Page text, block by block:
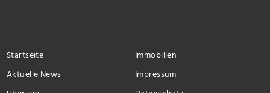
Startseite
Immobilien
Aktuelle News
Impressum